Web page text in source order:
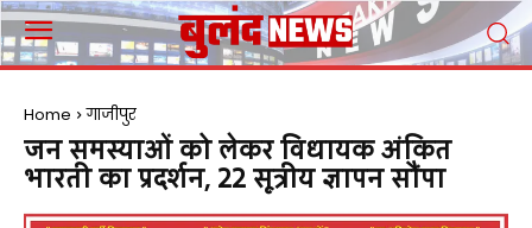
Home गाजीपुर
जन समस्याओं को लेकर विधायक अंकित
भारती का प्रदर्शन, 22 सूत्रीय ज्ञापन सौंपा